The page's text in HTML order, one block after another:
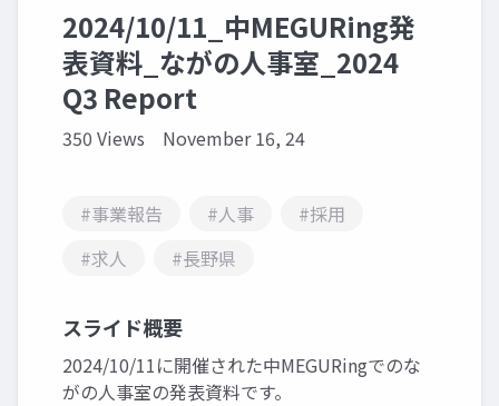
2024/10/11_中MEGURing発
表資料_ながの人事室_2024
Q3 Report
350 Views November 16, 24
#事業報告 #人事
#採用
#求人
#長野県
スライド概要
2024/10/11に開催された中MEGURingでのな
がの人事室の発表資料です。